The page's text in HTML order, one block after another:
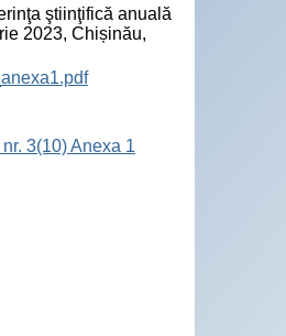
ştiinţifică anuală
2023, Chișinău,
3(10) Anexa 1